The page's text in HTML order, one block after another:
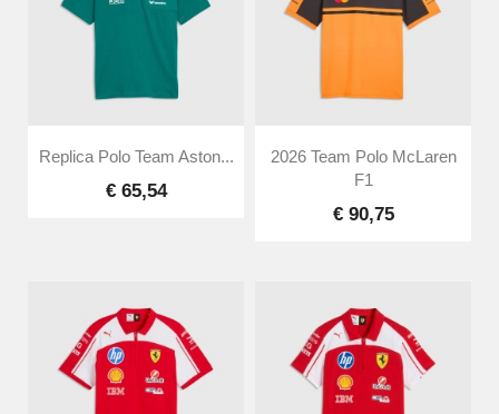
Replica Polo Team Aston...
€ 65,54
2026 Team Polo McLaren
F1
€ 90,75